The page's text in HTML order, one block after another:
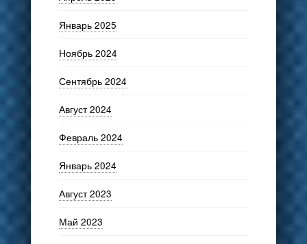
Январь 2025
Ноябрь 2024
Сентябрь 2024
Август 2024
Февраль 2024
Январь 2024
Август 2023
Май 2023